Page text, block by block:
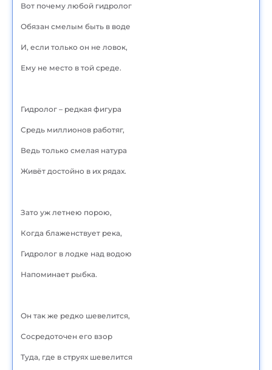
Вот почему любой гидролог
Обязан смелым быть в воде
И, если только он не ловок,
Ему не место в той среде.
Гидролог – редкая фигура
Средь миллионов работяг,
Ведь только смелая натура
Живёт достойно в их рядах.
Зато уж летнею порою,
Когда блаженствует река,
Гидролог в лодке над водою
Напоминает рыбка.
Он так же редко шевелится,
Сосредоточен его взор
Туда, где в струях шевелится